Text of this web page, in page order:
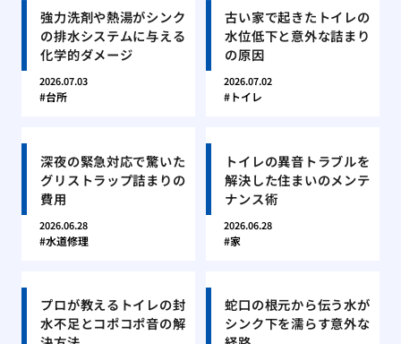
強力洗剤や熱湯がシンク
の排水システムに与える
化学的ダメージ
2026.07.03
台所
古い家で起きたトイレの
水位低下と意外な詰まり
の原因
2026.07.02
トイレ
深夜の緊急対応で驚いた
グリストラップ詰まりの
費用
2026.06.28
水道修理
トイレの異音トラブルを
解決した住まいのメンテ
ナンス術
2026.06.28
家
プロが教えるトイレの封
水不足とコポコポ音の解
蛇口の根元から伝う水が
シンク下を濡らす意外な